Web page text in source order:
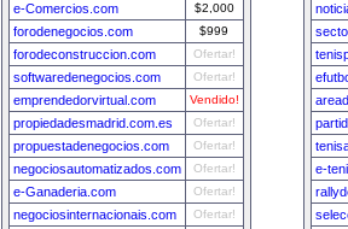
e-Comercios.com $2,000
forodenegocios.com $999
forodeconstruccion.com Ofertar!
softwaredenegocios.com Ofertar!
emprendedorvirtual.com Vendido!
propiedadesmadrid.com.es Ofertar!
propuestadenegocios.com Ofertar!
negociosautomatizados.com Ofertar!
e-Ganaderia.com Ofertar!
negociosinternacionais.com Ofertar!
e-